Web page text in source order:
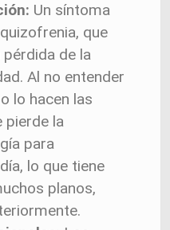
Un síntoma
que
de la
Al no entender
lo hacen las
pierde la
para
lo que tiene
planos,